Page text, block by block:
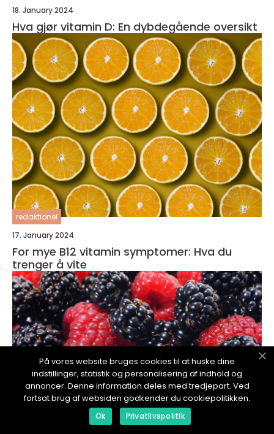
18. January 2024
Hva gjør vitamin D: En dybdegående oversikt
redaktionel
17. January 2024
For mye B12 vitamin symptomer: Hva du
trenger å vite
På vores website bruges cookies til at huske dine
indstillinger, statistik og personalisering af indhold og
annoncer. Denne information deles med tredjepart. Ved
fortsat brug af websiden godkender du cookiepolitikken.
Ok Privatlivspolitik